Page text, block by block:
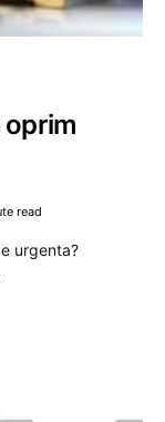
oprim
read
urgenta?